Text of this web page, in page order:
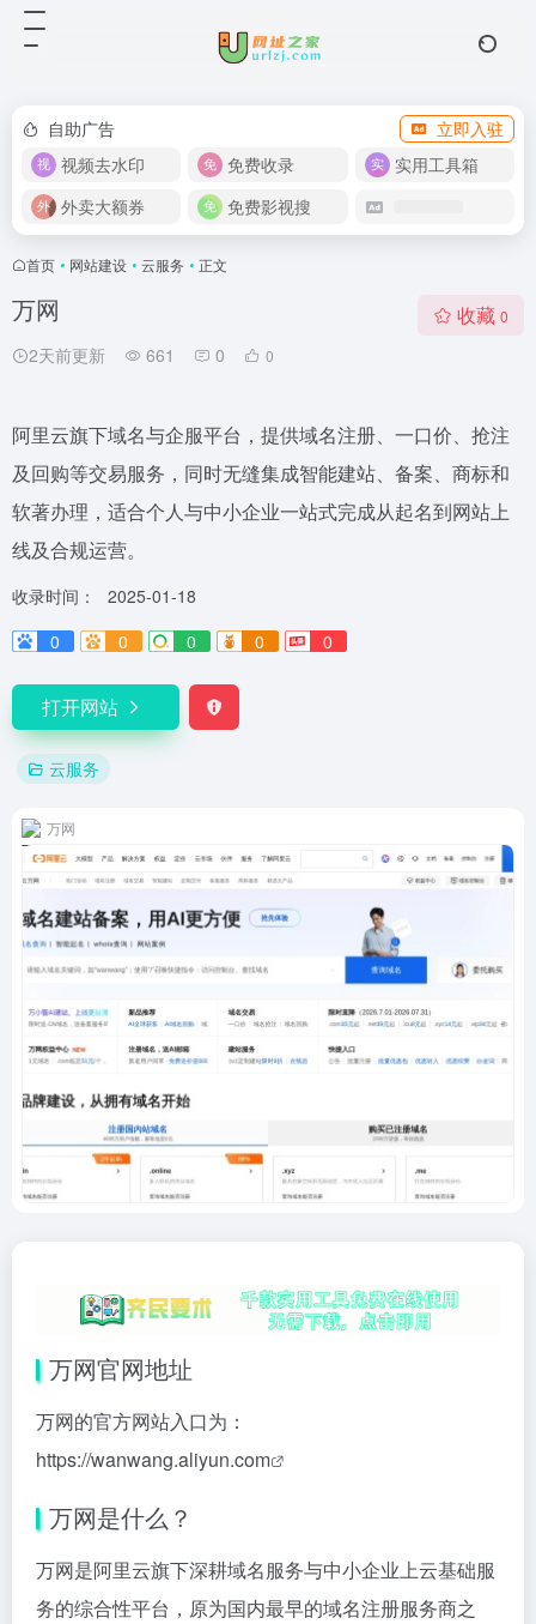
自助广告
立即入驻
视频去水印
免费收录
实用工具箱
外卖大额券
免费影视搜
首页 • 网站建设 • 云服务 • 正文
万网
2天前更新 661 0 0
收藏 0
阿里云旗下域名与企服平台，提供域名注册、一口价、抢注
及回购等交易服务，同时无缝集成智能建站、备案、商标和
软著办理，适合个人与中小企业一站式完成从起名到网站上
线及合规运营。
收录时间：
2025-01-18
0
0 0 0 0
打开网站
云服务
万网
万网官网地址
万网的官方网站入口为：
https://wanwang.aliyun.com
万网是什么？
万网是阿里云旗下深耕域名服务与中小企业上云基础服
务的综合性平台，原为国内最早的域名注册服务商之